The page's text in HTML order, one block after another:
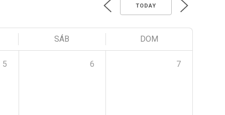
TODAY
SÁB DOM
5 6 7